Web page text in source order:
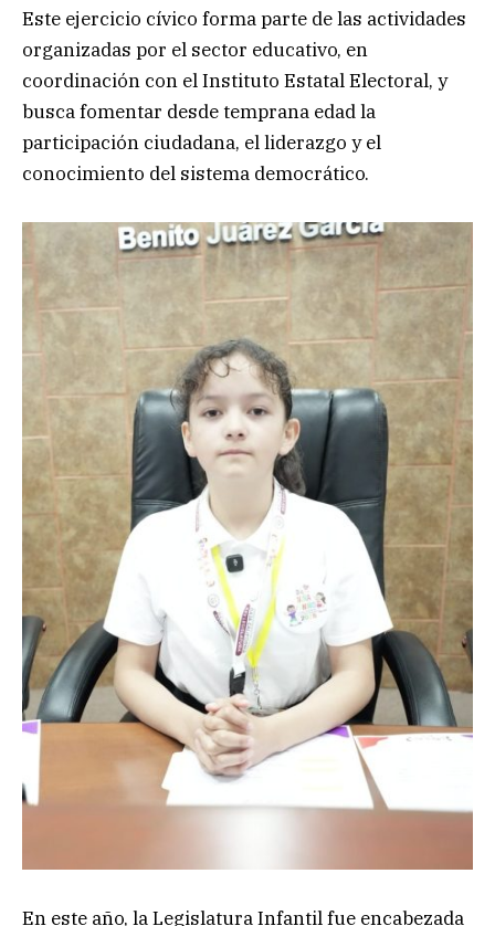
Este ejercicio cívico forma parte de las actividades
organizadas por el sector educativo, en
coordinación con el Instituto Estatal Electoral, y
busca fomentar desde temprana edad la
participación ciudadana, el liderazgo y el
conocimiento del sistema democrático.
En este año, la Legislatura Infantil fue encabezada